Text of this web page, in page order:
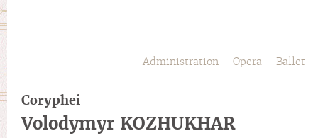
Administration Opera Ballet
Coryphei
Volodymyr KOZHUKHAR